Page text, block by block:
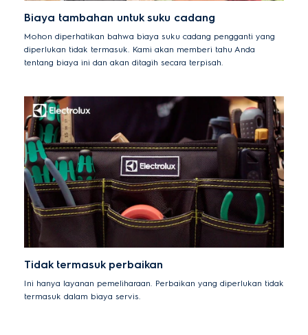
Biaya tambahan untuk suku cadang
Mohon diperhatikan bahwa biaya suku cadang pengganti yang
diperlukan tidak termasuk. Kami akan memberi tahu Anda
tentang biaya ini dan akan ditagih secara terpisah.
Tidak termasuk perbaikan
Ini hanya layanan pemeliharaan. Perbaikan yang diperlukan tidak
termasuk dalam biaya servis.